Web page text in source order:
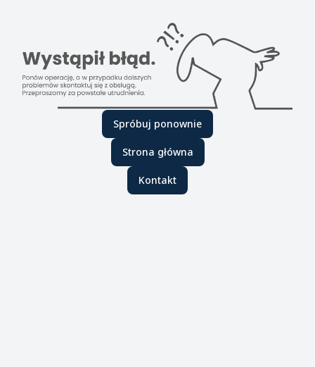
Spróbuj ponownie
Strona główna
Kontakt